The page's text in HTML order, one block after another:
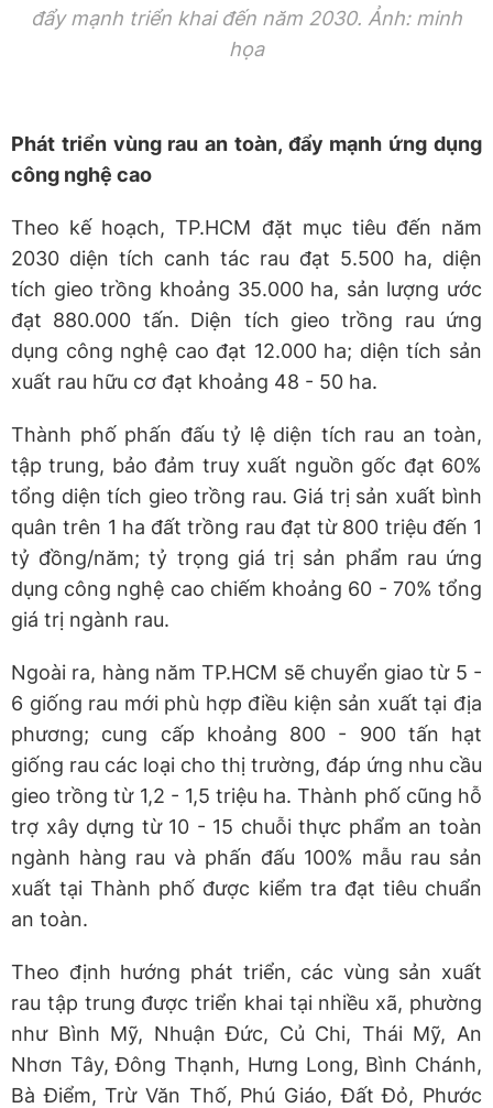
đẩy mạnh triển khai đến năm 2030. Ảnh: minh
họa
Phát triển vùng rau an toàn, đẩy mạnh ứng dụng
công nghệ cao
Theo kế hoạch, TP.HCM đặt mục tiêu đến năm
2030 diện tích canh tác rau đạt 5.500 ha, diện
tích gieo trồng khoảng 35.000 ha, sản lượng ước
đạt 880.000 tấn. Diện tích gieo trồng rau ứng
dụng công nghệ cao đạt 12.000 ha; diện tích sản
xuất rau hữu cơ đạt khoảng 48 - 50 ha.
Thành phố phấn đấu tỷ lệ diện tích rau an toàn,
tập trung, bảo đảm truy xuất nguồn gốc đạt 60%
tổng diện tích gieo trồng rau. Giá trị sản xuất bình
quân trên 1 ha đất trồng rau đạt từ 800 triệu đến 1
tỷ đồng/năm; tỷ trọng giá trị sản phẩm rau ứng
dụng công nghệ cao chiếm khoảng 60 - 70% tổng
giá trị ngành rau.
Ngoài ra, hàng năm TP.HCM sẽ chuyển giao từ 5 -
6 giống rau mới phù hợp điều kiện sản xuất tại địa
phương; cung cấp khoảng 800 - 900 tấn hạt
giống rau các loại cho thị trường, đáp ứng nhu cầu
gieo trồng từ 1,2 - 1,5 triệu ha. Thành phố cũng hỗ
trợ xây dựng từ 10 - 15 chuỗi thực phẩm an toàn
ngành hàng rau và phấn đấu 100% mẫu rau sản
xuất tại Thành phố được kiểm tra đạt tiêu chuẩn
an toàn.
Theo định hướng phát triển, các vùng sản xuất
rau tập trung được triển khai tại nhiều xã, phường
như Bình Mỹ, Nhuận Đức, Củ Chi, Thái Mỹ, An
Nhơn Tây, Đông Thạnh, Hưng Long, Bình Chánh,
Bà Điểm, Trừ Văn Thố, Phú Giáo, Đất Đỏ, Phước